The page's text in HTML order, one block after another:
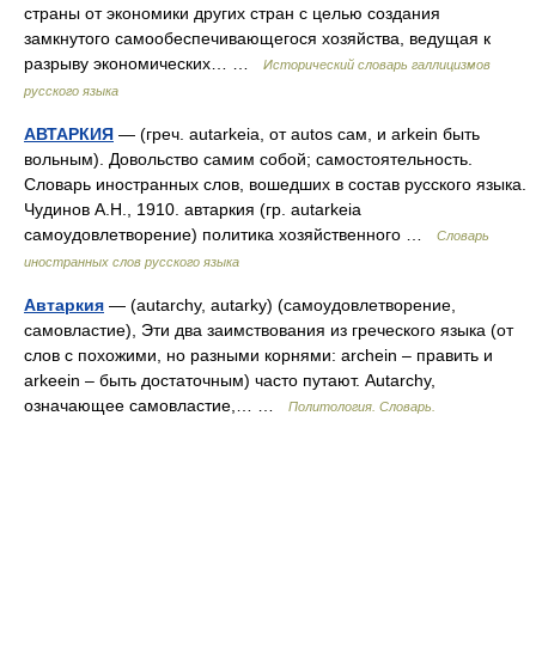
страны от экономики других стран с целью создания
замкнутого самообеспечивающегося хозяйства, ведущая к
разрыву экономических… …
Исторический словарь галлицизмов
русского языка
АВТАРКИЯ — (греч. autarkeia, от autos сам, и arkein быть
вольным). Довольство самим собой; самостоятельность.
Словарь иностранных слов, вошедших в состав русского языка.
Чудинов А.Н., 1910. автаркия (гр. autarkeia
самоудовлетворение) политика хозяйственного …
Словарь
иностранных слов русского языка
Автаркия — (autarchy, autarky) (самоудовлетворение,
самовластие), Эти два заимствования из греческого языка (от
слов с похожими, но разными корнями: archein – править и
arkeein – быть достаточным) часто путают. Autarchy,
означающее самовластие,… …
Политология. Словарь.